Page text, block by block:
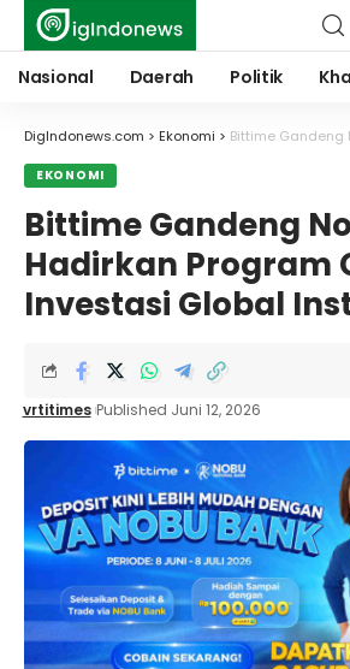
Nasional Daerah Politik
DigIndonews.com > Ekonomi > Bittime Gandeng Nobu Bank
EKONOMI
Bittime Gandeng
Hadirkan Program
Investasi Global
vrtitimes Published Juni 12, 2026